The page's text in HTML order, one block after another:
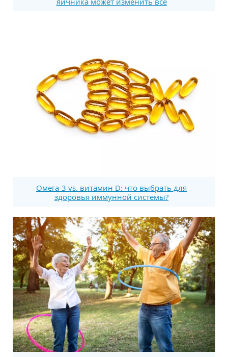
Омега-3 vs. витамин D: что выбрать для
здоровья иммунной системы?